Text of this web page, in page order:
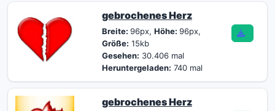
gebrochenes Herz
Breite: 96px, Höhe: 96px,
Größe: 15kb
Gesehen: 30.406 mal
Heruntergeladen: 740 mal
gebrochenes Herz